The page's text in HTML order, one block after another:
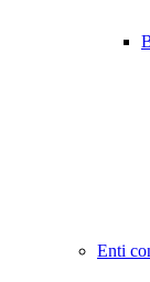
Enti